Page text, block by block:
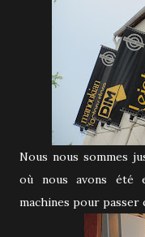
Nous nous sommes
où nous avons été
machines pour passer